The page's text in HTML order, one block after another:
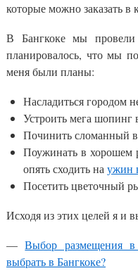
которые можно заказать
В Бангкоке мы провели
планировалось, что мы
меня были планы:
Насладиться городом
Устроить мега шопинг
Починить сломанный
Поужинать в хорошем
опять сходить на ужин
Посетить цветочный
Исходя из этих целей я и
—Выбор размещения
выбрать в Бангкоке?